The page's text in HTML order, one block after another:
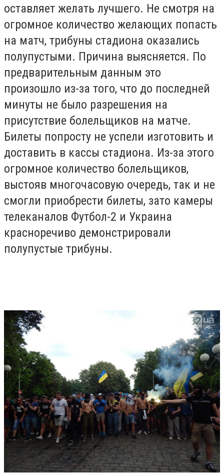
оставляет желать лучшего. Не смотря на
огромное количество желающих попасть
на матч, трибуны стадиона оказались
полупустыми. Причина выясняется. По
предварительным данным это
произошло из-за того, что до последней
минуты не было разрешения на
присутствие болельщиков на матче.
Билеты попросту не успели изготовить и
доставить в кассы стадиона. Из-за этого
огромное количество болельщиков,
выстояв многочасовую очередь, так и не
смогли приобрести билеты, зато камеры
телеканалов Футбол-2 и Украина
красноречиво демонстрировали
полупустые трибуны.